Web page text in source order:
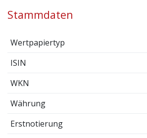
Stammdaten
Wertpapiertyp
ISIN
WKN
Währung
Erstnotierung